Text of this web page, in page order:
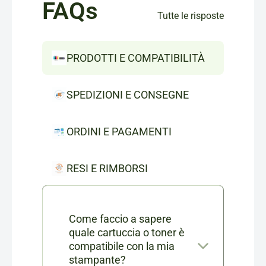
FAQs Tutte le risposte
PRODOTTI E COMPATIBILITÀ
SPEDIZIONI E CONSEGNE
ORDINI E PAGAMENTI
RESI E RIMBORSI
Come faccio a sapere
quale cartuccia o toner è
compatibile con la mia
stampante?